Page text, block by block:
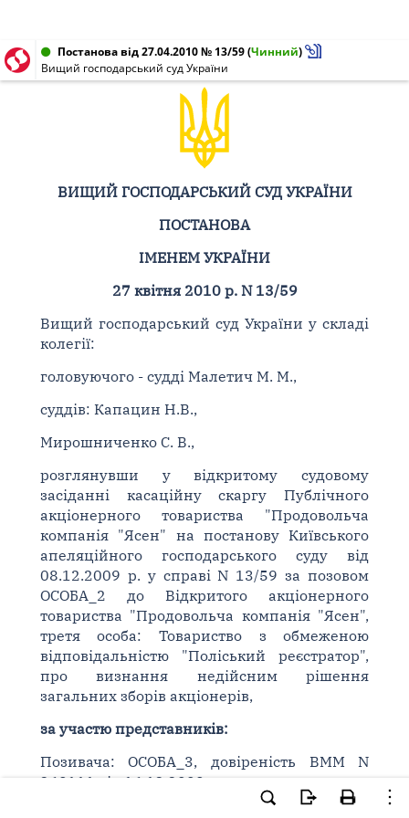
Постанова від 27.04.2010 № 13/59(Чинний)
Вищий господарський суд України
ВИЩИЙ ГОСПОДАРСЬКИЙ СУД УКРАЇНИ
ПОСТАНОВА
ІМЕНЕМ УКРАЇНИ
27 квітня 2010 р. N 13/59
Вищий господарський суд України у складі
колегії:
головуючого - судді Малетич М. М.,
суддів: Капацин Н.В.,
Мирошниченко С. В.,
розглянувши у відкритому судовому
засіданні касаційну скаргу Публічного
акціонерного товариства "Продовольча
компанія "Ясен" на постанову Київського
апеляційного господарського суду від
08.12.2009 р. у справі N 13/59 за позовом
ОСОБА_2 до Відкритого акціонерного
товариства "Продовольча компанія "Ясен",
третя особа: Товариство з обмеженою
відповідальністю "Поліський реєстратор",
про визнання недійсним рішення
загальних зборів акціонерів,
за участю представників:
Позивача: ОСОБА_3, довіреність ВММ N
269111 від 16.12.2009 р.,